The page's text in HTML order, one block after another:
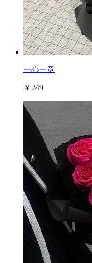
一心一意
￥249